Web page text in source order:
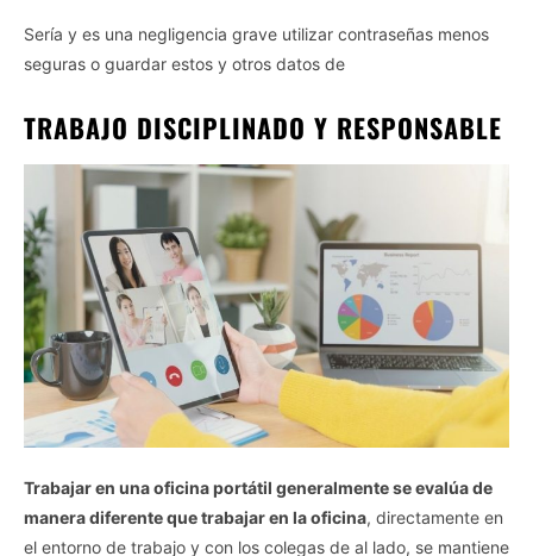
Sería y es una negligencia grave utilizar contraseñas menos
seguras o guardar estos y otros datos de
TRABAJO DISCIPLINADO Y RESPONSABLE
Trabajar en una oficina portátil generalmente se evalúa de
manera diferente que trabajar en la oficina, directamente en
el entorno de trabajo y con los colegas de al lado, se mantiene